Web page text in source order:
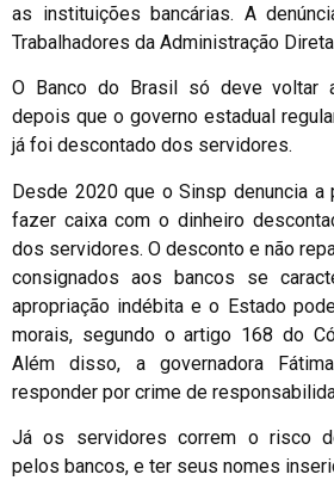
as instituições bancárias. A
Trabalhadores da Administração
O Banco do Brasil só deve voltar
depois que o governo estadual
já foi descontado dos servidores.
Desde 2020 que o Sinsp denuncia
fazer caixa com o dinheiro
dos servidores. O desconto e não
consignados aos bancos se
apropriação indébita e o Estado
morais, segundo o artigo 168 do
Além disso, a governadora
responder por crime de
Já os servidores correm o risco
pelos bancos, e ter seus nomes